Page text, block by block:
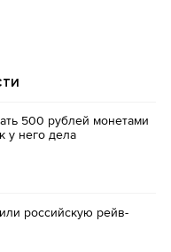
500 рублей монетами
у него дела
российскую рейв-